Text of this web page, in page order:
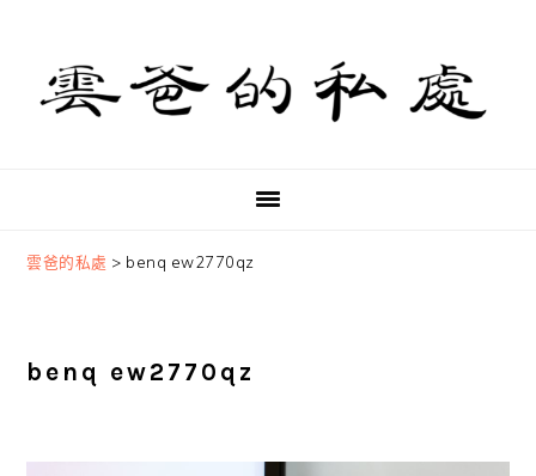
primary
navigation
content
primary
sidebar
雲爸的私處 > benq ew2770qz
benq ew2770qz